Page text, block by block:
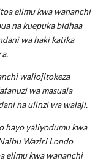
elimu kwa wananchi
na kuepuka bidhaa
wa haki katika
waliojitokeza
wa masuala
na ulinzi wa walaji.
hayo yaliyodumu kwa
Waziri Londo
elimu kwa wananchi